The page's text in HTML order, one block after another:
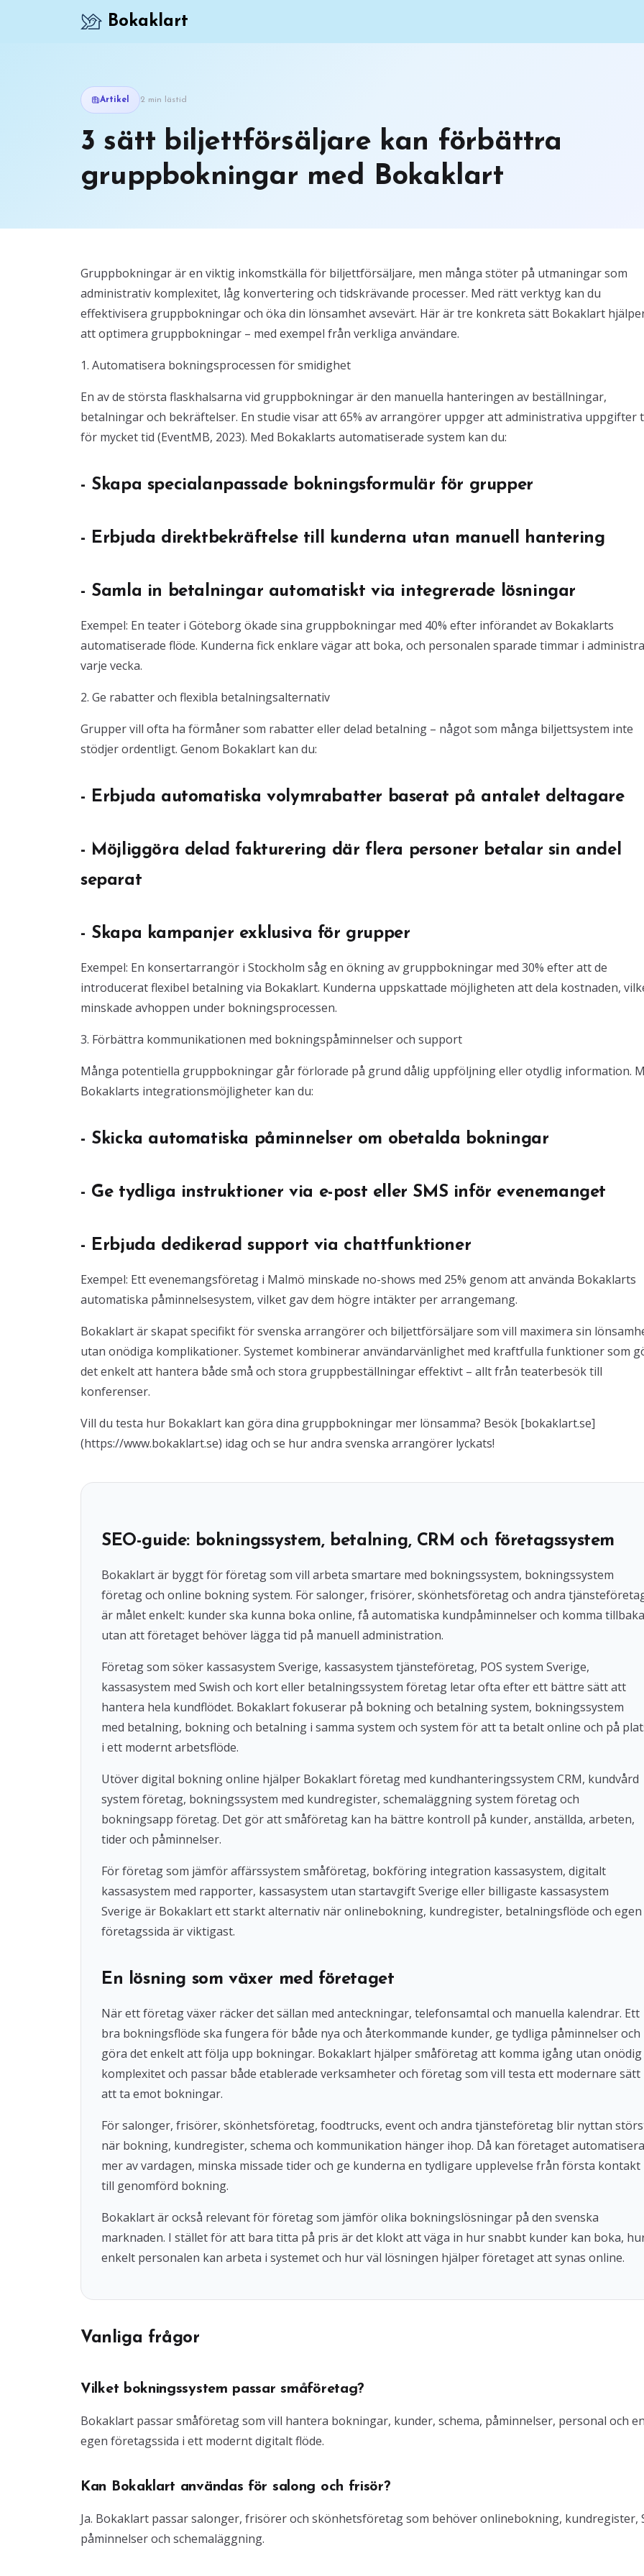
Bokaklart
Artikel 2 min lästid
3 sätt biljettförsäljare kan förbättra
gruppbokningar med Bokaklart
Gruppbokningar är en viktig inkomstkälla för biljettförsäljare, men många stöter på utmaningar som
administrativ komplexitet, låg konvertering och tidskrävande processer. Med rätt verktyg kan du
effektivisera gruppbokningar och öka din lönsamhet avsevärt. Här är tre konkreta sätt Bokaklart
att optimera gruppbokningar – med exempel från verkliga användare.
1. Automatisera bokningsprocessen för smidighet
En av de största flaskhalsarna vid gruppbokningar är den manuella hanteringen av beställningar,
betalningar och bekräftelser. En studie visar att 65% av arrangörer uppger att administrativa uppgifter
för mycket tid (EventMB, 2023). Med Bokaklarts automatiserade system kan du:
- Skapa specialanpassade bokningsformulär för grupper
- Erbjuda direktbekräftelse till kunderna utan manuell hantering
- Samla in betalningar automatiskt via integrerade lösningar
Exempel: En teater i Göteborg ökade sina gruppbokningar med 40% efter införandet av Bokaklarts
automatiserade flöde. Kunderna fick enklare vägar att boka, och personalen sparade timmar i
varje vecka.
2. Ge rabatter och flexibla betalningsalternativ
Grupper vill ofta ha förmåner som rabatter eller delad betalning – något som många biljettsystem inte
stödjer ordentligt. Genom Bokaklart kan du:
- Erbjuda automatiska volymrabatter baserat på antalet deltagare
- Möjliggöra delad fakturering där flera personer betalar sin andel
separat
- Skapa kampanjer exklusiva för grupper
Exempel: En konsertarrangör i Stockholm såg en ökning av gruppbokningar med 30% efter att de
introducerat flexibel betalning via Bokaklart. Kunderna uppskattade möjligheten att dela kostnaden,
minskade avhoppen under bokningsprocessen.
3. Förbättra kommunikationen med bokningspåminnelser och support
Många potentiella gruppbokningar går förlorade på grund dålig uppföljning eller otydlig information.
Bokaklarts integrationsmöjligheter kan du:
- Skicka automatiska påminnelser om obetalda bokningar
- Ge tydliga instruktioner via e-post eller SMS inför evenemanget
- Erbjuda dedikerad support via chattfunktioner
Exempel: Ett evenemangsföretag i Malmö minskade no-shows med 25% genom att använda Bokaklarts
automatiska påminnelsesystem, vilket gav dem högre intäkter per arrangemang.
Bokaklart är skapat specifikt för svenska arrangörer och biljettförsäljare som vill maximera sin
utan onödiga komplikationer. Systemet kombinerar användarvänlighet med kraftfulla funktioner som
det enkelt att hantera både små och stora gruppbeställningar effektivt – allt från teaterbesök till
konferenser.
Vill du testa hur Bokaklart kan göra dina gruppbokningar mer lönsamma? Besök [bokaklart.se]
(https://www.bokaklart.se) idag och se hur andra svenska arrangörer lyckats!
SEO-guide: bokningssystem, betalning, CRM och företagssystem
Bokaklart är byggt för företag som vill arbeta smartare med bokningssystem, bokningssystem
företag och online bokning system. För salonger, frisörer, skönhetsföretag och andra
är målet enkelt: kunder ska kunna boka online, få automatiska kundpåminnelser och komma tillbaka
utan att företaget behöver lägga tid på manuell administration.
Företag som söker kassasystem Sverige, kassasystem tjänsteföretag, POS system Sverige,
kassasystem med Swish och kort eller betalningssystem företag letar ofta efter ett bättre sätt att
hantera hela kundflödet. Bokaklart fokuserar på bokning och betalning system, bokningssystem
med betalning, bokning och betalning i samma system och system för att ta betalt online och på
i ett modernt arbetsflöde.
Utöver digital bokning online hjälper Bokaklart företag med kundhanteringssystem CRM, kundvård
system företag, bokningssystem med kundregister, schemaläggning system företag och
bokningsapp företag. Det gör att småföretag kan ha bättre kontroll på kunder, anställda, arbeten,
tider och påminnelser.
För företag som jämför affärssystem småföretag, bokföring integration kassasystem, digitalt
kassasystem med rapporter, kassasystem utan startavgift Sverige eller billigaste kassasystem
Sverige är Bokaklart ett starkt alternativ när onlinebokning, kundregister, betalningsflöde och egen
företagssida är viktigast.
En lösning som växer med företaget
När ett företag växer räcker det sällan med anteckningar, telefonsamtal och manuella kalendrar. Ett
bra bokningsflöde ska fungera för både nya och återkommande kunder, ge tydliga påminnelser och
göra det enkelt att följa upp bokningar. Bokaklart hjälper småföretag att komma igång utan onödig
komplexitet och passar både etablerade verksamheter och företag som vill testa ett modernare sätt
att ta emot bokningar.
För salonger, frisörer, skönhetsföretag, foodtrucks, event och andra tjänsteföretag blir nyttan
när bokning, kundregister, schema och kommunikation hänger ihop. Då kan företaget automatisera
mer av vardagen, minska missade tider och ge kunderna en tydligare upplevelse från första kontakt
till genomförd bokning.
Bokaklart är också relevant för företag som jämför olika bokningslösningar på den svenska
marknaden. I stället för att bara titta på pris är det klokt att väga in hur snabbt kunder kan boka,
enkelt personalen kan arbeta i systemet och hur väl lösningen hjälper företaget att synas online.
Vanliga frågor
Vilket bokningssystem passar småföretag?
Bokaklart passar småföretag som vill hantera bokningar, kunder, schema, påminnelser, personal och
egen företagssida i ett modernt digitalt flöde.
Kan Bokaklart användas för salong och frisör?
Ja. Bokaklart passar salonger, frisörer och skönhetsföretag som behöver onlinebokning, kundregister,
påminnelser och schemaläggning.